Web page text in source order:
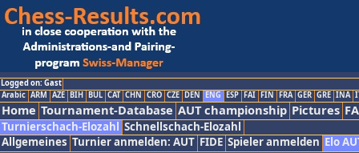
Logged on: Gast
Arabic ARM AZE BIH BUL CAT CHN CRO CZE DEN ENG ESP FAI FIN FRA GER GRE INA
Home Tournament-Database AUT championship Pictures
Turnierschach-Elozahl Schnellschach-Elozahl
Allgemeines Turnier anmelden: AUT FIDE Spieler anmelden Elo